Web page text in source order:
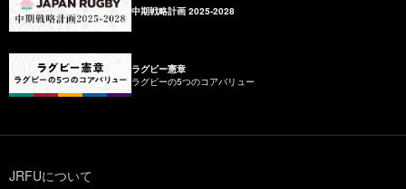
中期戦略計画 2025-2028
ラグビー憲章
ラグビーの5つのコアバリュー
JRFUについて